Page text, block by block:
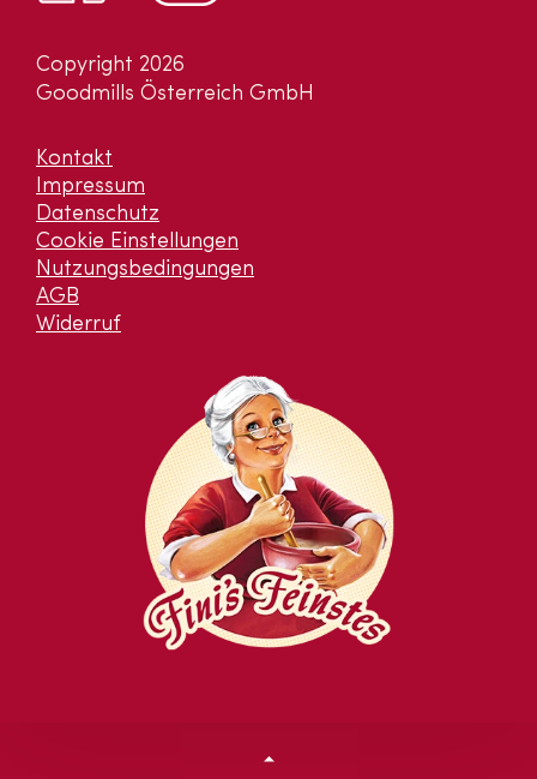
Copyright 2026
Goodmills Österreich GmbH
Kontakt
Impressum
Datenschutz
Cookie Einstellungen
Nutzungsbedingungen
AGB
Widerruf